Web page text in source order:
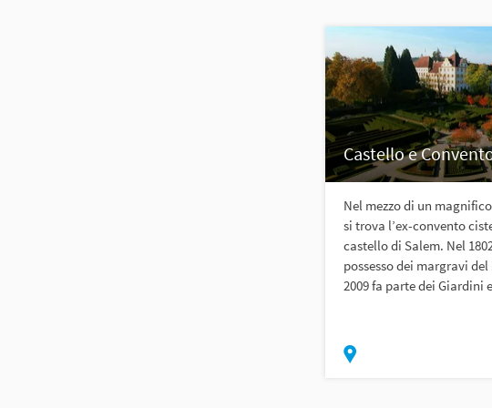
Castello e
Nel mezzo di un
si trova l’ex-convento
castello di Salem. Nel
possesso dei margravi
2009 fa parte dei Giardini